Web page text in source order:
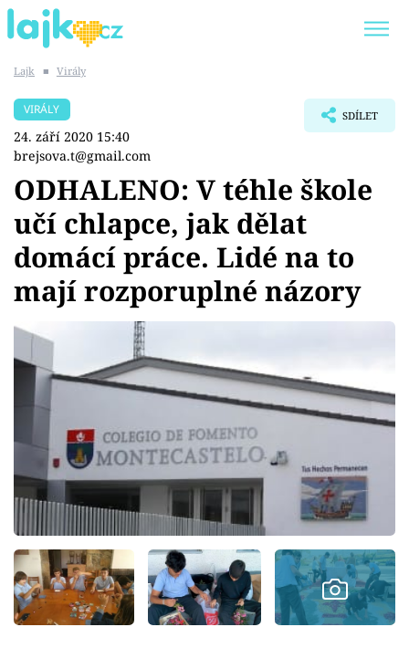
SHOPAHOLICADEL
Témata
Showbyznys
Youtubeři
Virály
Sex a vztahy
Videa
Sledujte prima+
Přihlášení
Sledujte nás
Lajk ■ Virály
VIRÁLY
24. září 2020 15:40
brejsova.t@gmail.com
SDÍLET
ODHALENO: V téhle škole
učí chlapce, jak dělat
domácí práce. Lidé na to
mají rozporuplné názory